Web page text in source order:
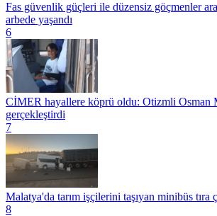
Fas güvenlik güçleri ile düzensiz göçmenler
arbede yaşandı
6
CİMER hayallere köprü oldu: Otizmli Osman
gerçekleştirdi
7
Malatya'da tarım işçilerini taşıyan minibüs tıra
8